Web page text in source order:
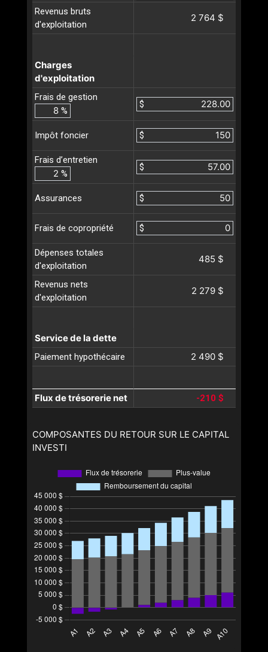
Revenus bruts
d'exploitation
2 764 $
Charges
d'exploitation
Frais de gestion
%
$
Impôt foncier $
Frais d’entretien
%
$
Assurances $
Frais de copropriété $
Dépenses totales
d'exploitation
485 $
Revenus nets
d'exploitation
2 279 $
Service de la dette
Paiement hypothécaire 2 490 $
Flux de trésorerie net -210 $
COMPOSANTES DU RETOUR SUR LE CAPITAL
INVESTI